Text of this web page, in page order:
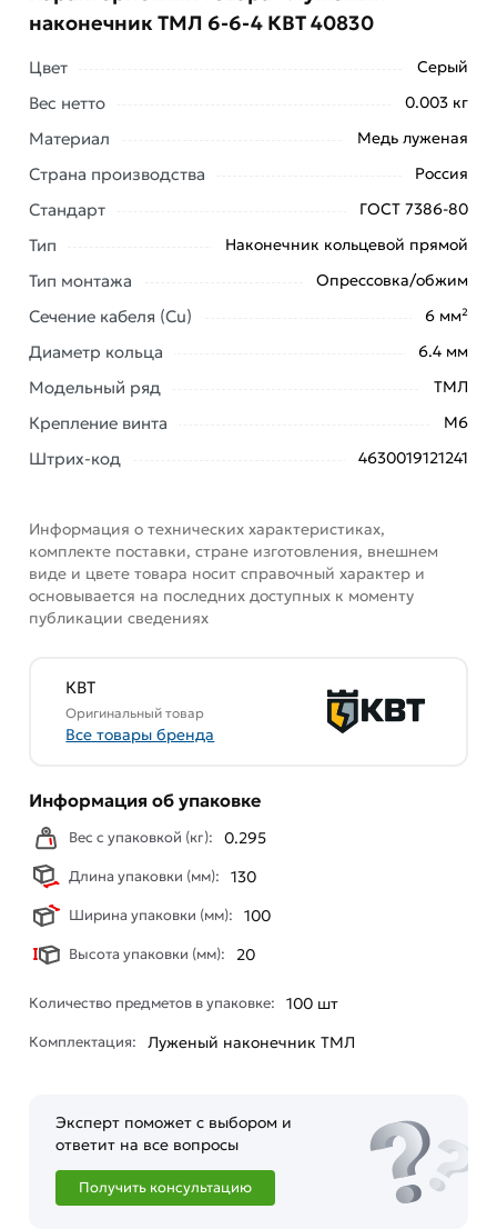
наконечник ТМЛ 6-6-4 КВТ 40830 из категории
Наконечники медные луженые ТМЛ
действительны в
Москве и области.
Наши профессиональные менеджеры обработают
заказ и свяжутся с Вами для согласования условий
доставки или самовывоза. Перед оформлением
онлайн заказа рекомендуем ознакомиться с
описанием, характеристиками и отзывами.
Данний товар от производителя
соответствует всем стандартам качества. Возврат
купленного товарa в течение 7 дней (наличие чека
наконечник ТМЛ 6-6-4 КВТ 40830
Цвет Серый
Вес нетто 0.003 кг
Материал Медь луженая
Страна производства Россия
Стандарт ГОСТ 7386-80
Тип Наконечник кольцевой прямой
Тип монтажа Опрессовка/обжим
Сечение кабеля (Cu) 6 мм²
Диаметр кольца 6.4 мм
Модельный ряд ТМЛ
Крепление винта М6
Штрих-код 4630019121241
Информация о технических характеристиках,
комплекте поставки, стране изготовления, внешнем
виде и цвете товара носит справочный характер и
основывается на последних доступных к моменту
публикации сведениях
КВТ
Оригинальный товар
Все товары бренда
Информация об упаковке
Вес с упаковкой (кг): 0.295
Длина упаковки (мм): 130
Ширина упаковки (мм): 100
Высота упаковки (мм): 20
Количество предметов в упаковке: 100 шт
Комплектация: Луженый наконечник ТМЛ
Эксперт поможет с выбором и
ответит на все вопросы
Получить консультацию